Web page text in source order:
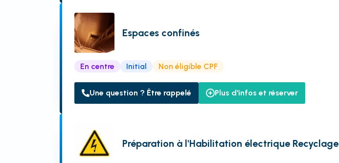
Espaces confinés
En centre Initial Non éligible CPF
Une question ? Être rappelé Plus d'infos et réserver
Préparation à l'Habilitation électrique Recyclage